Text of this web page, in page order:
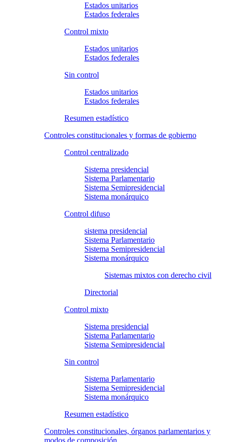
Estados unitarios
Estados federales
Control mixto
Estados unitarios
Estados federales
Sin control
Estados unitarios
Estados federales
Resumen estadístico
Controles constitucionales y formas de gobierno
Control centralizado
Sistema presidencial
Sistema Parlamentario
Sistema Semipresidencial
Sistema monárquico
Control difuso
sistema presidencial
Sistema Parlamentario
Sistema Semipresidencial
Sistema monárquico
Sistemas mixtos con derecho civil
Directorial
Control mixto
Sistema presidencial
Sistema Parlamentario
Sistema Semipresidencial
Sin control
Sistema Parlamentario
Sistema Semipresidencial
Sistema monárquico
Resumen estadístico
Controles constitucionales, órganos parlamentarios y
modos de composición